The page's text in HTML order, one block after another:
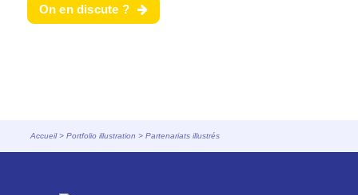
On en discute ?
Accueil>Portfolio illustration > Partenariats illustrés